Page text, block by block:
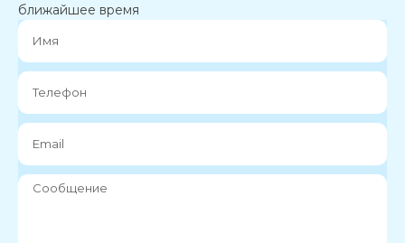
ближайшее время